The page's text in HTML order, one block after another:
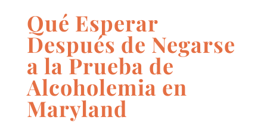
Qué Esperar
Después de Negarse
a la Prueba de
Alcoholemia en
Maryland